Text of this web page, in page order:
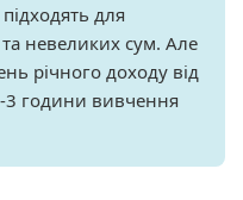
для
невеликих сум. Але
річного доходу від
3 години вивчення